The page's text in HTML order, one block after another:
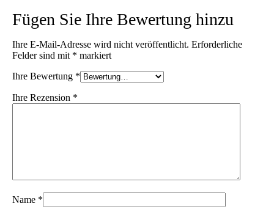
Fügen Sie Ihre Bewertung hinzu
Ihre E-Mail-Adresse wird nicht veröffentlicht. Erforderliche
Felder sind mit * markiert
Ihre Bewertung *
Ihre Rezension *
Name *